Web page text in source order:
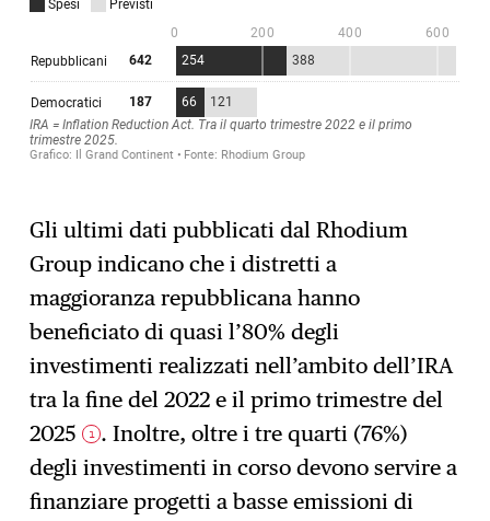
Gli ultimi dati pubblicati dal Rhodium
Group indicano che i distretti a
maggioranza repubblicana hanno
beneficiato di quasi l’80% degli
investimenti realizzati nell’ambito dell’IRA
tra la fine del 2022 e il primo trimestre del
2025 1 . Inoltre, oltre i tre quarti (76%)
degli investimenti in corso devono servire a
finanziare progetti a basse emissioni di